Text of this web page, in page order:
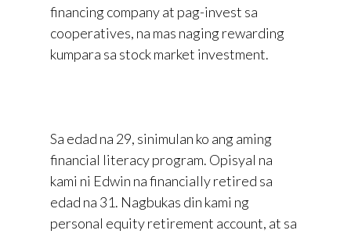
financing company at pag-invest sa
cooperatives, na mas naging rewarding
kumpara sa stock market investment.
Sa edad na 29, sinimulan ko ang aming
financial literacy program. Opisyal na
kami ni Edwin na financially retired sa
edad na 31. Nagbukas din kami ng
personal equity retirement account, at sa